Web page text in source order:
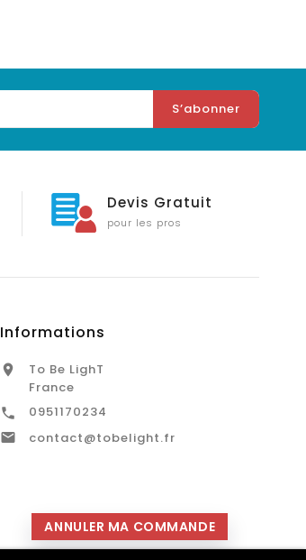
Devis Gratuit
pour les pros
Informations

To Be LighT
France
 0951170234
 contact@tobelight.fr
ANNULER MA COMMANDE